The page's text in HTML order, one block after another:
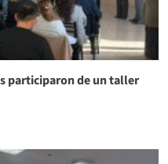
participaron de un taller